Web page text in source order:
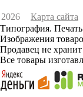
2026
Карта сайта
Типография.
Изображения
Продавец не хранит
Все товары